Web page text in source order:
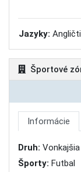
Jazyky:
Športové
Informácie
Druh:
Športy: Futbal